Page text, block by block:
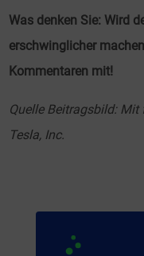
Was denken Sie: Wird
erschwinglicher
Kommentaren mit!
Quelle Beitragsbild:
Tesla, Inc.